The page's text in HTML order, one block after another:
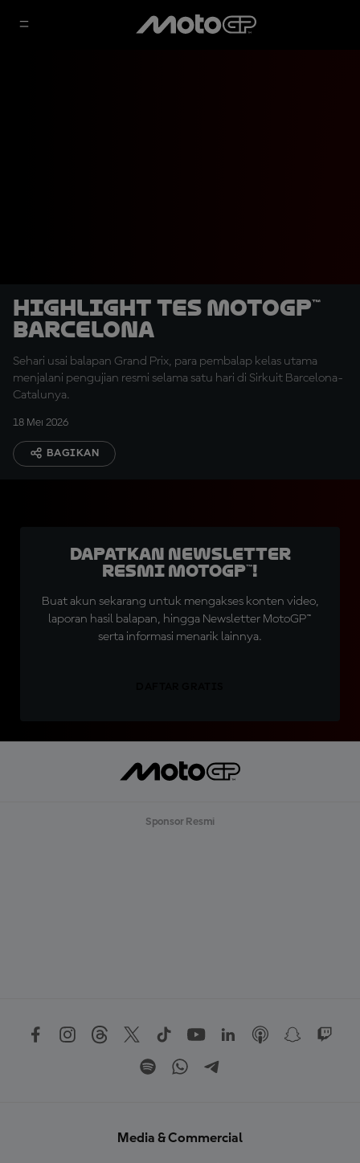
Highlight Tes MotoGP™
Barcelona
Sehari usai balapan Grand Prix, para pembalap kelas utama
menjalani pengujian resmi selama satu hari di Sirkuit Barcelona-
Catalunya.
18 Mei 2026
BAGIKAN
Dapatkan Newsletter
Resmi MotoGP™!
Buat akun sekarang untuk mengakses konten video,
laporan hasil balapan, hingga Newsletter MotoGP™
serta informasi menarik lainnya.
Sponsor Resmi
Media & Commercial